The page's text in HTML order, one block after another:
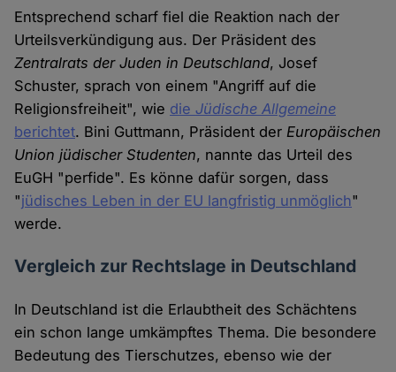
Entsprechend scharf fiel die Reaktion nach der
Urteilsverkündigung aus. Der Präsident des
Zentralrats der Juden in Deutschland, Josef
Schuster, sprach von einem "Angriff auf die
Religionsfreiheit", wie dieJüdische Allgemeine
berichtet. Bini Guttmann, Präsident derEuropäischen
Union jüdischer Studenten, nannte das Urteil des
EuGH "perfide". Es könne dafür sorgen, dass
"jüdisches Leben in der EU langfristig unmöglich"
werde.
Vergleich zur Rechtslage in Deutschland
In Deutschland ist die Erlaubtheit des Schächtens
ein schon lange umkämpftes Thema. Die besondere
Bedeutung des Tierschutzes, ebenso wie der